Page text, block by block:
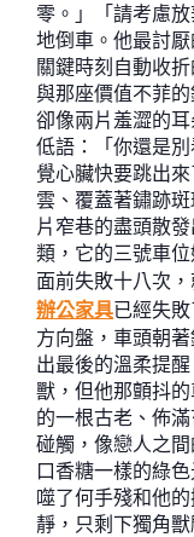
零。」「請考慮
地倒車。他最討
關鍵時刻自動收
與那座價值不菲
卻像兩片羞澀的
低語：「你還是
覺心臟快要跳出
雲、覆蓋著鏽跡
片窄巷的盡頭散
類，它的三號車
面前失敗十八次
辦公家具已經失
方向盤，車頭朝
出最後的溫柔提
獸，但他那顫抖
的一根古老、佈
碰觸，像戀人之
口香糖一樣的綠
噬了何手殘和他
靜，只剩下獨角